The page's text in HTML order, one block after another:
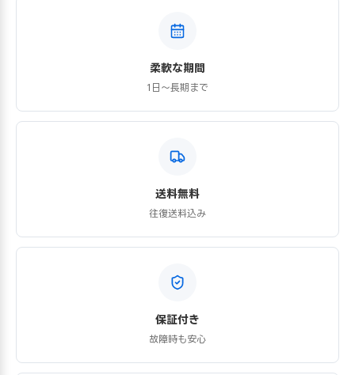
柔軟な期間
1日〜長期まで
送料無料
往復送料込み
保証付き
故障時も安心